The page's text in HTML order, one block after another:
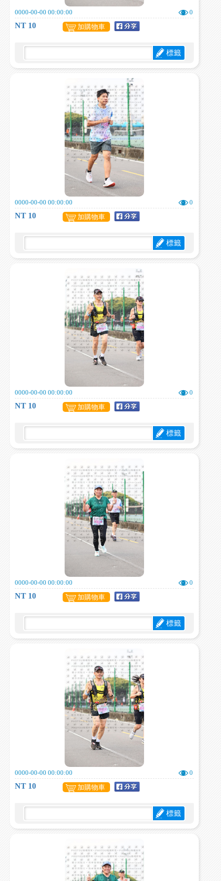
0000-00-00 00:00:00 0
NT 10 加購物車
標籤
0000-00-00 00:00:00 0
NT 10 加購物車
標籤
0000-00-00 00:00:00 0
NT 10 加購物車
標籤
0000-00-00 00:00:00 0
NT 10 加購物車
標籤
0000-00-00 00:00:00 0
NT 10 加購物車
標籤